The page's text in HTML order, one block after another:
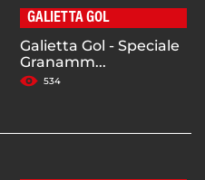
GALIETTA GOL
Galietta Gol - Speciale
Granamm...
534